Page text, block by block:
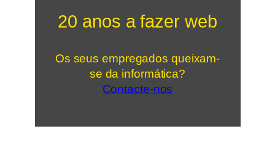
20 anos a fazer web
Os seus empregados queixam-
se da informática?
Contacte-nos